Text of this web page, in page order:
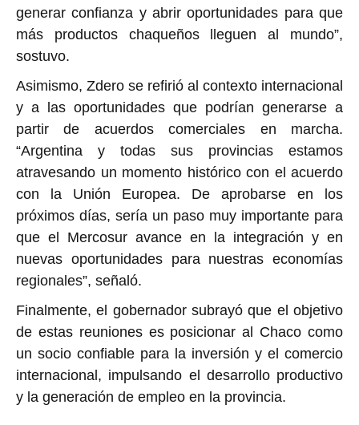
generar confianza y abrir oportunidades para que
más productos chaqueños lleguen al mundo”,
sostuvo.
Asimismo, Zdero se refirió al contexto internacional
y a las oportunidades que podrían generarse a
partir de acuerdos comerciales en marcha.
“Argentina y todas sus provincias estamos
atravesando un momento histórico con el acuerdo
con la Unión Europea. De aprobarse en los
próximos días, sería un paso muy importante para
que el Mercosur avance en la integración y en
nuevas oportunidades para nuestras economías
regionales”, señaló.
Finalmente, el gobernador subrayó que el objetivo
de estas reuniones es posicionar al Chaco como
un socio confiable para la inversión y el comercio
internacional, impulsando el desarrollo productivo
y la generación de empleo en la provincia.